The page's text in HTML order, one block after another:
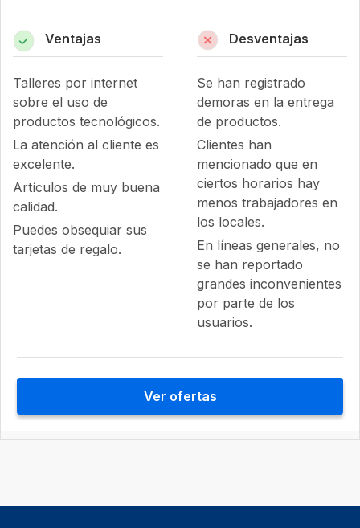
Ventajas
Talleres por internet
sobre el uso de
productos tecnológicos.
La atención al cliente es
excelente.
Artículos de muy buena
calidad.
Puedes obsequiar sus
tarjetas de regalo.
Desventajas
Se han registrado
demoras en la entrega
de productos.
Clientes han
mencionado que en
ciertos horarios hay
menos trabajadores en
los locales.
En líneas generales, no
se han reportado
grandes inconvenientes
por parte de los
usuarios.
Ver ofertas